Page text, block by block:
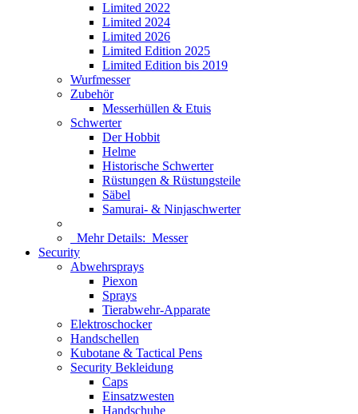
Limited 2022
Limited 2024
Limited 2026
Limited Edition 2025
Limited Edition bis 2019
Wurfmesser
Zubehör
Messerhüllen & Etuis
Schwerter
Der Hobbit
Helme
Historische Schwerter
Rüstungen & Rüstungsteile
Säbel
Samurai- & Ninjaschwerter
Mehr Details: Messer
Security
Abwehrsprays
Piexon
Sprays
Tierabwehr-Apparate
Elektroschocker
Handschellen
Kubotane & Tactical Pens
Security Bekleidung
Caps
Einsatzwesten
Handschuhe